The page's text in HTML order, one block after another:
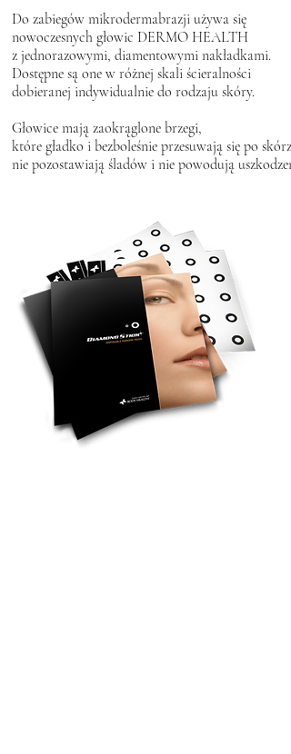
Do zabiegów mikrodermabrazji używa się
nowoczesnych głowic DERMO HEALTH
z jednorazowymi, diamentowymi nakładkami.
Dostępne są one w różnej skali ścieralności
dobieranej indywidualnie do rodzaju skóry.
Głowice mają zaokrąglone brzegi,
które gładko i bezboleśnie przesuwają się po skórze,
nie pozostawiają śladów i nie powodują uszkodzeń.